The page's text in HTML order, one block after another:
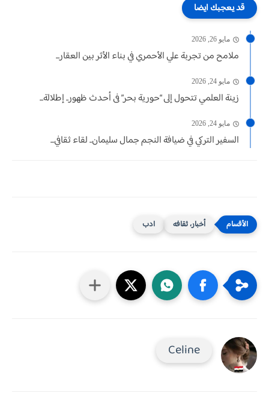
قد يعجبك ايضا
مايو 26, 2026
ملامح من تجربة علي الأحمري في بناء الأثر بين العقار...
مايو 24, 2026
زينة العلمي تتحول إلى “حورية بحر” فى أحدث ظهور.. إطلالة...
مايو 24, 2026
السفير التركي في ضيافة النجم جمال سليمان.. لقاء ثقافي...
أخبار، ثقافه ادب
Celine